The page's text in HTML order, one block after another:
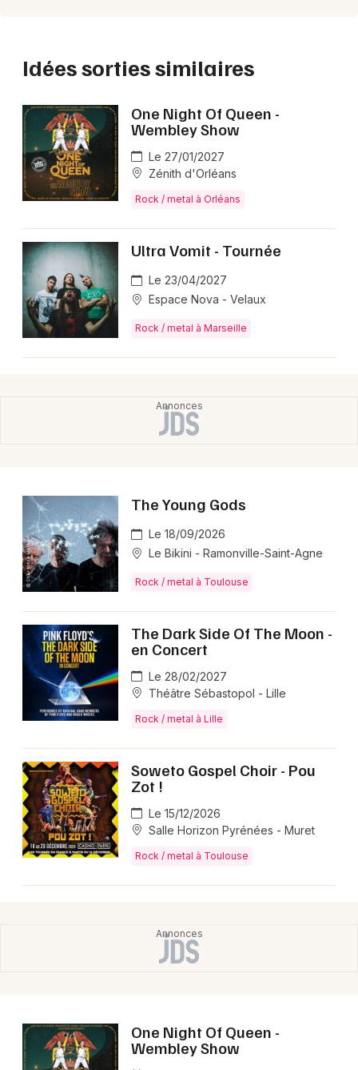
Idées sorties similaires
One Night Of Queen -
Wembley Show
Le 27/01/2027
Zénith d'Orléans
Rock / metal à Orléans
Ultra Vomit - Tournée
Le 23/04/2027
Espace Nova - Velaux
Rock / metal à Marseille
The Young Gods
Le 18/09/2026
Le Bikini - Ramonville-Saint-Agne
Rock / metal à Toulouse
The Dark Side Of The Moon -
en Concert
Le 28/02/2027
Théâtre Sébastopol - Lille
Rock / metal à Lille
Soweto Gospel Choir - Pou
Zot !
Le 15/12/2026
Salle Horizon Pyrénées - Muret
Rock / metal à Toulouse
One Night Of Queen -
Wembley Show